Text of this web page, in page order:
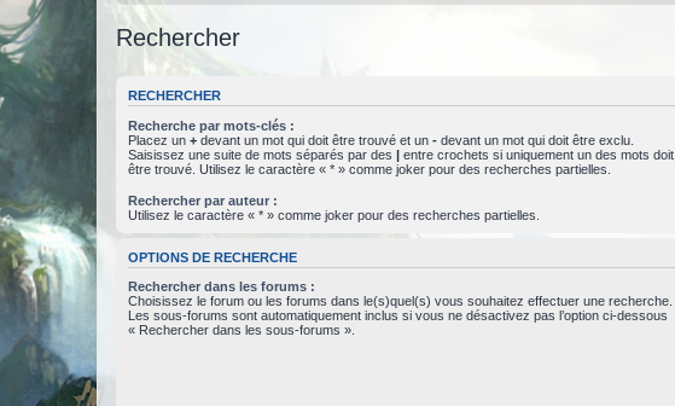
Rechercher
RECHERCHER
Recherche par mots-clés :
Placez un + devant un mot qui doit être trouvé et un - devant un mot qui doit être exclu.
Saisissez une suite de mots séparés par des | entre crochets si uniquement un des mots doit
être trouvé. Utilisez le caractère « * » comme joker pour des recherches partielles.
Rechercher par auteur :
Utilisez le caractère « * » comme joker pour des recherches partielles.
OPTIONS DE RECHERCHE
Rechercher dans les forums :
Choisissez le forum ou les forums dans le(s)quel(s) vous souhaitez effectuer une recherche.
Les sous-forums sont automatiquement inclus si vous ne désactivez pas l’option ci-dessous
« Rechercher dans les sous-forums ».